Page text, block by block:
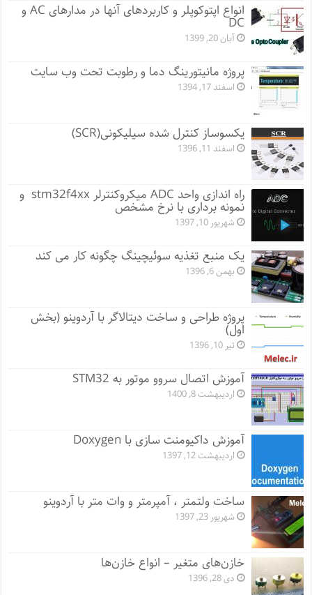
انواع اپتوکوپلر و کاربردهای آنها در مدارهای AC و
DC
آبان 20, 1399
پروژه مانيتورينگ دما و رطوبت تحت وب سایت
اسفند 17, 1394
یکسوساز کنترل شده سیلیکونی(SCR)
اسفند 11, 1396
راه اندازی واحد ADC میکروکنترلر stm32f4xx و
نمونه برداری با نرخ مشخص
شهریور 10, 1397
یک منبع تغذیه سوئیچینگ چگونه کار می کند
بهمن 6, 1396
پروژه طراحی و ساخت دیتالاگر با آردوینو (بخش
اول)
تیر 10, 1396
آموزش اتصال سروو موتور به STM32
اردیبهشت 8, 1400
آموزش داکیومنت سازی با Doxygen
اردیبهشت 12, 1397
ساخت ولتمتر ، آمپرمتر و وات متر با آردوینو
شهریور 23, 1397
خازن‌های متغیر – انواع خازن‌ها
دی 28, 1396